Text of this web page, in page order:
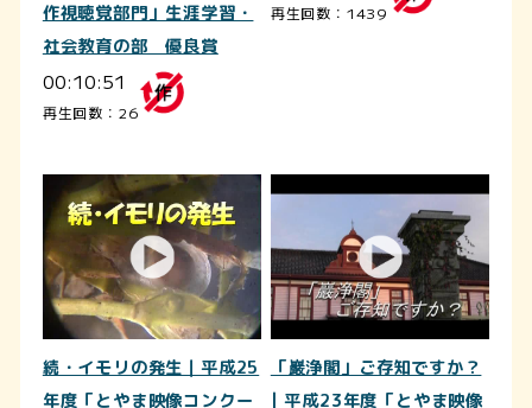
作視聴覚部門」生涯学習・
社会教育の部 優良賞
00:10:51
再生回数：26
再生回数：1439
続・イモリの発生｜平成25
年度「とやま映像コンクー
「巖浄閣」ご存知ですか？
| 平成23年度「とやま映像